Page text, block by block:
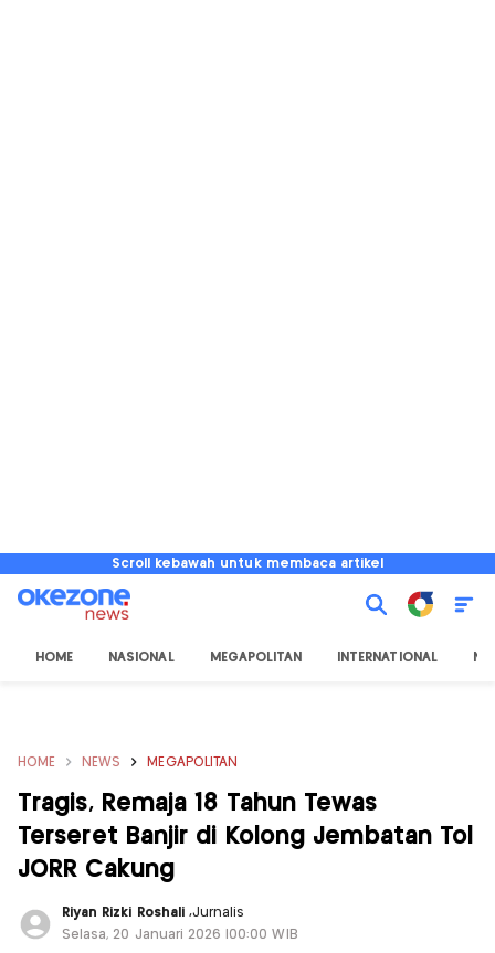
Scroll kebawah untuk membaca artikel
HOME NASIONAL MEGAPOLITAN INTERNATIONAL
HOME NEWS MEGAPOLITAN
Tragis, Remaja 18 Tahun Tewas
Terseret Banjir di Kolong Jembatan Tol
JORR Cakung
Riyan Rizki Roshali ,Jurnalis
Selasa, 20 Januari 2026 |00:00 WIB